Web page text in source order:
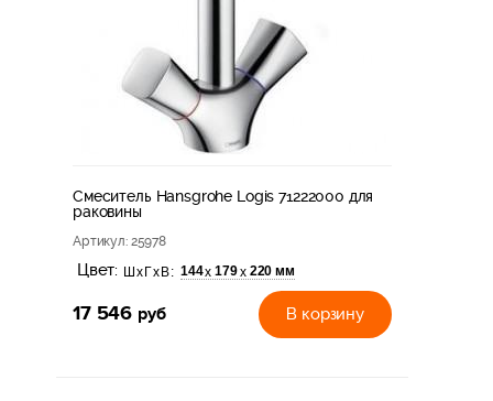
Смеситель Hansgrohe Logis 71222000 для
раковины
Артикул: 25978
Цвет: ШхГхВ: 144х 179х 220 мм
17 546 руб В корзину